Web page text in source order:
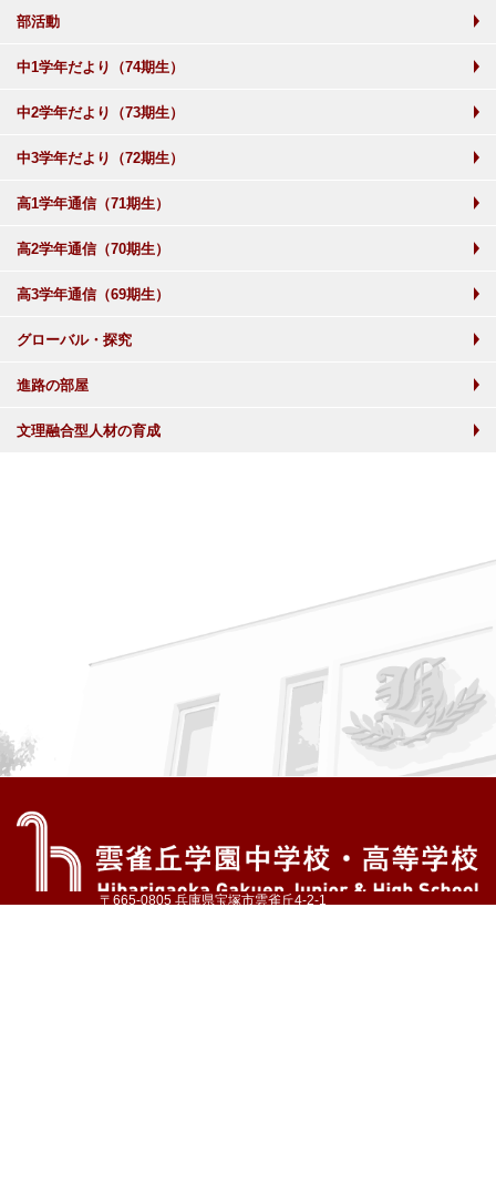
部活動
中1学年だより（74期生）
中2学年だより（73期生）
中3学年だより（72期生）
高1学年通信（71期生）
高2学年通信（70期生）
高3学年通信（69期生）
グローバル・探究
進路の部屋
文理融合型人材の育成
〒665-0805 兵庫県宝塚市雲雀丘4-2-1